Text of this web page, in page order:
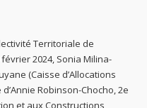
Territoriale de
2024, Sonia Milina-
(Caisse d’Allocations
Robinson-Chocho, 2e
et aux Constructions